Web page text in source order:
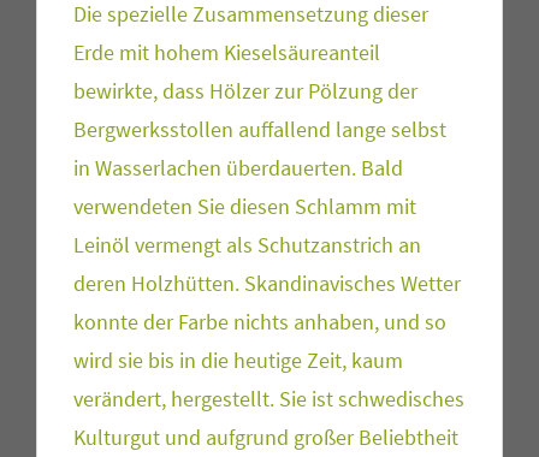
Die spezielle Zusammensetzung dieser
Erde mit hohem Kieselsäureanteil
bewirkte, dass Hölzer zur Pölzung der
Bergwerksstollen auffallend lange selbst
in Wasserlachen überdauerten. Bald
verwendeten Sie diesen Schlamm mit
Leinöl vermengt als Schutzanstrich an
deren Holzhütten. Skandinavisches Wetter
konnte der Farbe nichts anhaben, und so
wird sie bis in die heutige Zeit, kaum
verändert, hergestellt. Sie ist schwedisches
Kulturgut und aufgrund großer Beliebtheit